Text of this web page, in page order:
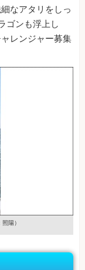
なアタリをしっ
ゴンも浮上し
レンジャー募集
照陽）